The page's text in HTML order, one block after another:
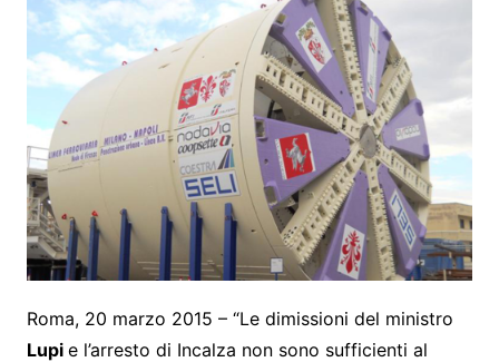
Roma, 20 marzo 2015 – “Le dimissioni del ministro
Lupi e l’arresto di Incalza non sono sufficienti al